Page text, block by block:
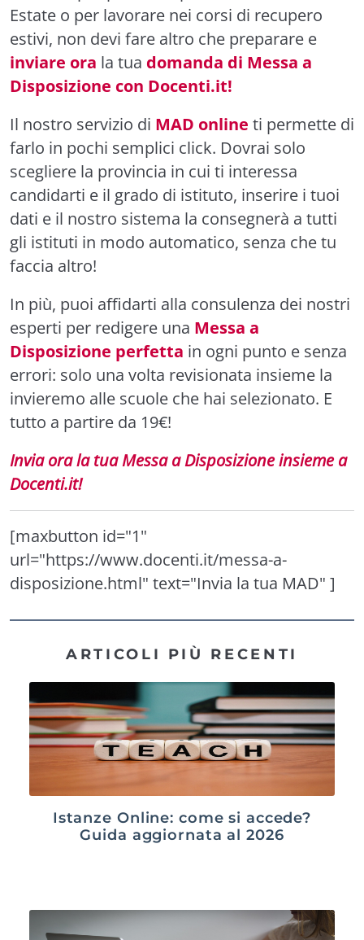
Estate o per lavorare nei corsi di recupero
estivi, non devi fare altro che preparare e
inviare ora la tua domanda di Messa a
Disposizione con Docenti.it!
Il nostro servizio di MAD online ti permette di
farlo in pochi semplici click. Dovrai solo
scegliere la provincia in cui ti interessa
candidarti e il grado di istituto, inserire i tuoi
dati e il nostro sistema la consegnerà a tutti
gli istituti in modo automatico, senza che tu
faccia altro!
In più, puoi affidarti alla consulenza dei nostri
esperti per redigere una Messa a
Disposizione perfetta in ogni punto e senza
errori: solo una volta revisionata insieme la
invieremo alle scuole che hai selezionato. E
tutto a partire da 19€!
Invia ora la tua Messa a Disposizione insieme a
Docenti.it!
[maxbutton id="1"
url="https://www.docenti.it/messa-a-
disposizione.html" text="Invia la tua MAD" ]
ARTICOLI PIÙ RECENTI
Istanze Online: come si accede?
Guida aggiornata al 2026